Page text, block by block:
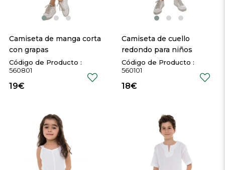
Camiseta de manga corta
con grapas
560801
19€
Camiseta de cuello
redondo para niños
560101
18€